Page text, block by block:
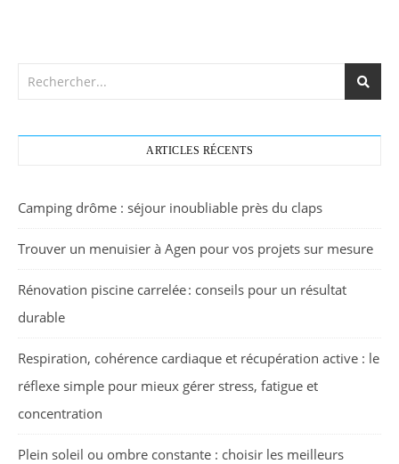
ARTICLES RÉCENTS
Camping drôme : séjour inoubliable près du claps
Trouver un menuisier à Agen pour vos projets sur mesure
Rénovation piscine carrelée : conseils pour un résultat
durable
Respiration, cohérence cardiaque et récupération active : le
réflexe simple pour mieux gérer stress, fatigue et
concentration
Plein soleil ou ombre constante : choisir les meilleurs